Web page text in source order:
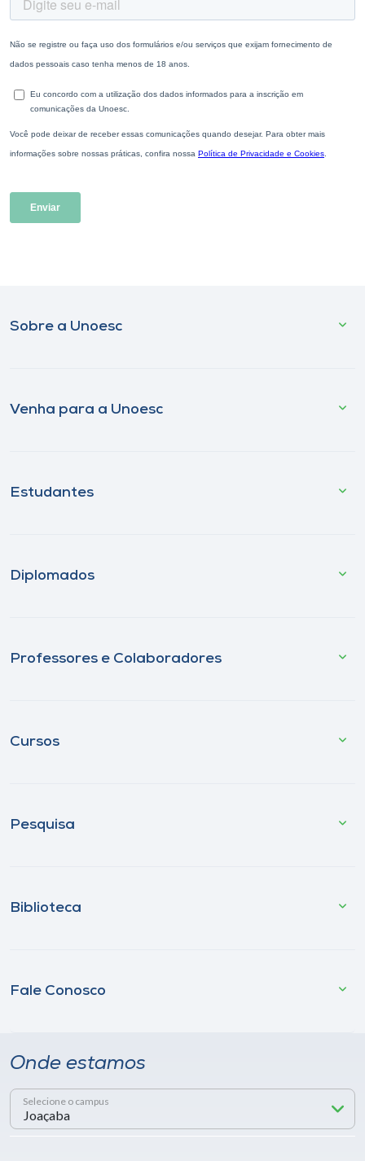
Sobre a Unoesc
Venha para a Unoesc
Estudantes
Diplomados
Professores e Colaboradores
Cursos
Pesquisa
Biblioteca
Fale Conosco
Onde estamos
Selecione o campus